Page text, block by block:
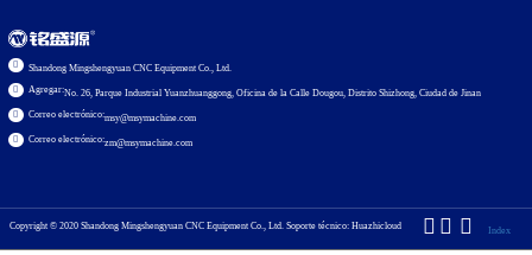
Shandong Mingshengyuan CNC Equipment Co., Ltd.
Agregar:No. 26, Parque Industrial Yuanzhuanggong, Oficina de la Calle Dougou, Distrito Shizhong, Ciudad de Jinan
Correo electrónico:msy@msymachine.com
Correo electrónico:zm@msymachine.com
Copyright © 2020 Shandong Mingshengyuan CNC Equipment Co., Ltd. Soporte técnico: Huazhicloud Index